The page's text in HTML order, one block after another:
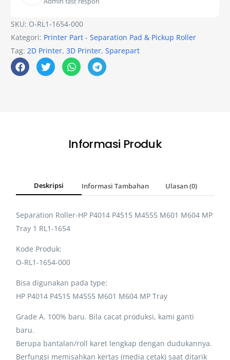
SKU: O-RL1-1654-000
Kategori: Printer Part - Separation Pad & Pickup Roller
Tag:2D Printer,3D Printer,Sparepart
Informasi Produk
Deskripsi Informasi Tambahan Ulasan (0)
Separation Roller-HP P4014 P4515 M4555 M601 M604 MP
Tray 1 RL1-1654
Kode Produk:
O-RL1-1654-000
Bisa digunakan pada type:
HP P4014 P4515 M4555 M601 M604 MP Tray
Grade A. 100% baru. Bila cacat produksi, kami ganti
baru.
Berupa bantalan/roll karet lengkap dengan dudukannya.
Berfungsi memisahkan kertas (media cetak) saat ditarik